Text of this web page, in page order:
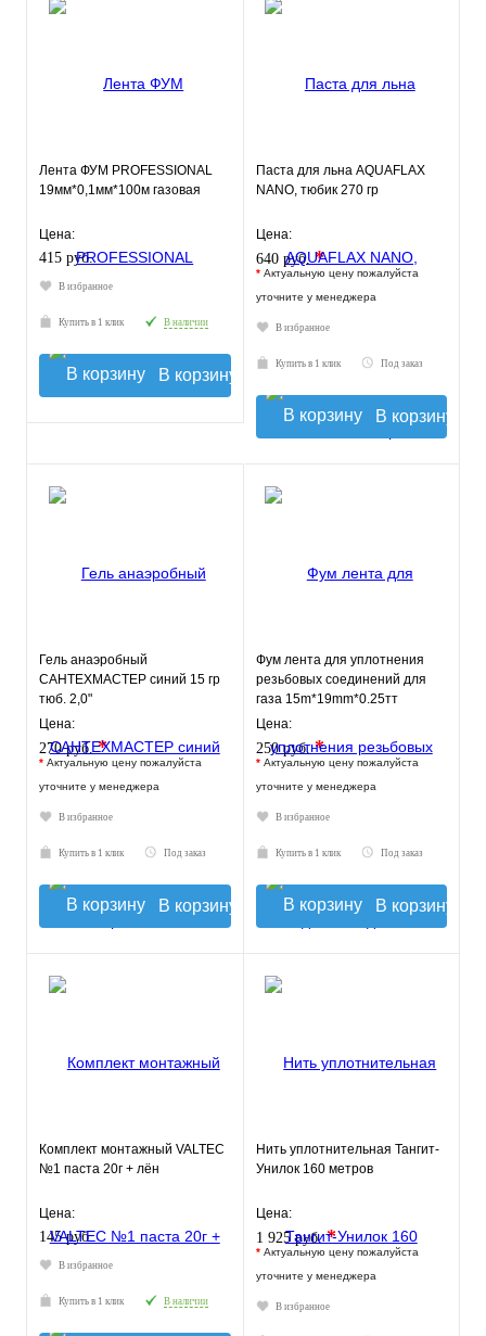
Лента ФУМ PROFESSIONAL
19мм*0,1мм*100м газовая
Цена:
415 руб.
В избранное
Купить в 1 клик В наличии
В корзину
Паста для льна AQUAFLAX
NANO, тюбик 270 гр
Цена:
640 руб.*
* Актуальную цену пожалуйста
уточните у менеджера
В избранное
Купить в 1 клик Под заказ
В корзину
Гель анаэробный
САНТЕХМАСТЕР синий 15 гр
тюб. 2,0"
Цена:
270 руб.*
* Актуальную цену пожалуйста
уточните у менеджера
В избранное
Купить в 1 клик Под заказ
В корзину
Фум лента для уплотнения
резьбовых соединений для
газа 15m*19mm*0.25тт
MBl519-030gas TIM
Цена:
250 руб.*
* Актуальную цену пожалуйста
уточните у менеджера
В избранное
Купить в 1 клик Под заказ
В корзину
Комплект монтажный VALTEC
№1 паста 20г + лён
Цена:
145 руб.
В избранное
Купить в 1 клик В наличии
Нить уплотнительная Тангит-
Унилок 160 метров
Цена:
1 925 руб.*
* Актуальную цену пожалуйста
уточните у менеджера
В избранное